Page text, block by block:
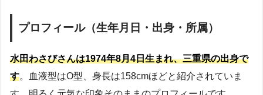
プロフィール（生年月日・出身・所属）
水田わさびさんは1974年8月4日生まれ、三重県の出身で
す。血液型はO型、身長は158cmほどと紹介されていま